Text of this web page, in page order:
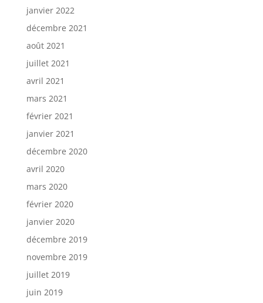
janvier 2022
décembre 2021
août 2021
juillet 2021
avril 2021
mars 2021
février 2021
janvier 2021
décembre 2020
avril 2020
mars 2020
février 2020
janvier 2020
décembre 2019
novembre 2019
juillet 2019
juin 2019